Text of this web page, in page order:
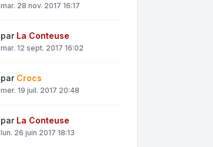
mar. 28 nov. 2017 16:17
par La Conteuse
mar. 12 sept. 2017 16:02
par Crocs
mer. 19 juil. 2017 20:48
par La Conteuse
lun. 26 juin 2017 18:13